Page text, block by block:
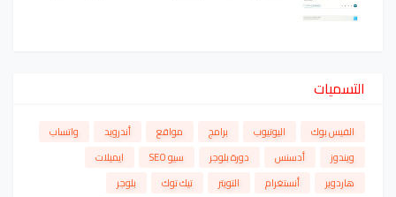
التسميات
الفيس بوك اليوتيوب برامج مواقع أندرويد
واتساب
ويندوز
أدسنس دورة بلوجر سيو SEO
ايميلات
هاردوير
أنستغرام التويتر تيك توك
بلوجر